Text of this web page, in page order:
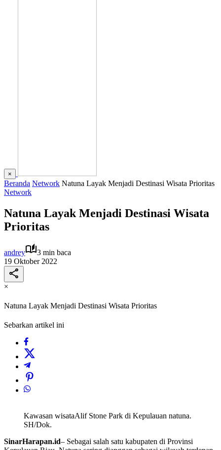
×
Beranda Network Natuna Layak Menjadi Destinasi Wisata Prioritas
Network
Natuna Layak Menjadi Destinasi Wisata
Prioritas
andrey
3 min baca
19 Oktober 2022
×
Natuna Layak Menjadi Destinasi Wisata Prioritas
Sebarkan artikel ini
Kawasan wisataAlif Stone Park di Kepulauan natuna.
SH/Dok.
SinarHarapan.id– Sebagai salah satu kabupaten di Provinsi